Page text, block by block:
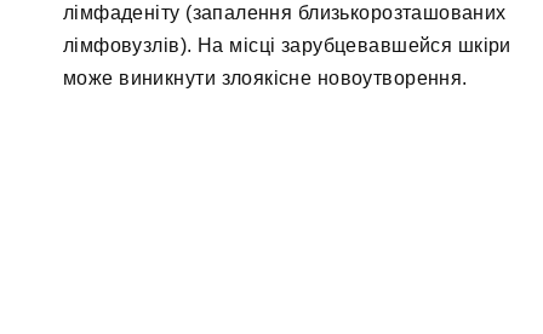
лімфаденіту (запалення близькорозташованих
лімфовузлів). На місці зарубцевавшейся шкіри
може виникнути злоякісне новоутворення.